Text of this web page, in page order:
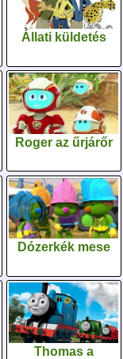
Állati küldetés
Roger az űrjárőr
Dózerkék mese
Thomas a